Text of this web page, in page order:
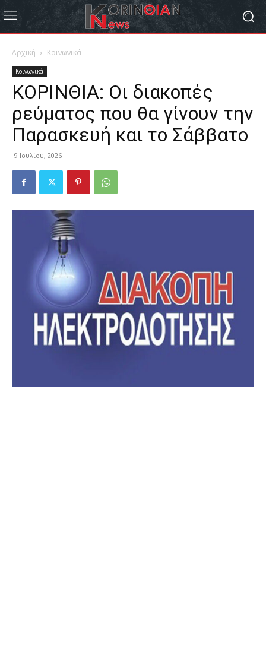
Αρχική Κοινωνικά
Κοινωνικά
ΚΟΡΙΝΘΙΑ: Οι διακοπές
ρεύματος που θα γίνουν την
Παρασκευή και το Σάββατο
9 Ιουλίου, 2026